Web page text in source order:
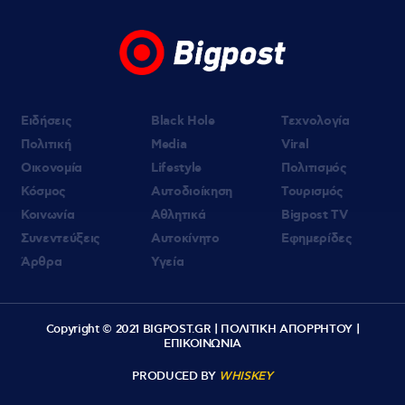
Ειδήσεις
Πολιτική
Οικονομία
Κόσμος
Κοινωνία
Συνεντεύξεις
Άρθρα
Black Hole
Media
Lifestyle
Αυτοδιοίκηση
Αθλητικά
Αυτοκίνητο
Υγεία
Τεχνολογία
Viral
Πολιτισμός
Τουρισμός
Bigpost TV
Εφημερίδες
Copyright © 2021 BIGPOST.GR | ΠΟΛΙΤΙΚΗ ΑΠΟΡΡΗΤΟΥ|
ΕΠΙΚΟΙΝΩΝΙΑ
PRODUCED BY WHISKEY